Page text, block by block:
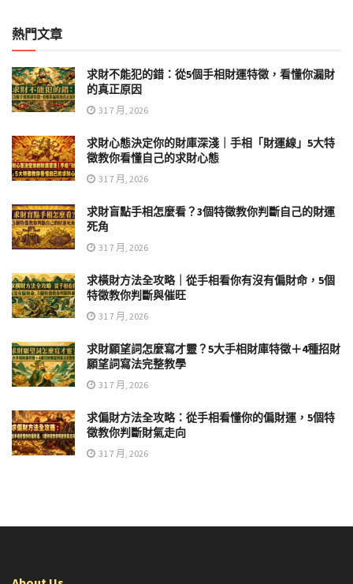
熱門文章
求財不能犯的錯：從5個手相財運特徵，看懂你漏財
的真正原因
31 7 月, 2026
求財心態決定你的財庫深淺｜手相「財運線」5大特
徵教你看懂自己的求財心態
31 7 月, 2026
求財盲點手相怎麼看？3個特徵教你判斷自己的財運
死角
31 7 月, 2026
求橫財方法全攻略｜從手相看你有沒有偏財命，5個
特徵教你判斷與催旺
31 7 月, 2026
求財願望詞怎麼寫才靈？5大手相財庫特徵＋4種招財
願望詞寫法完整教學
31 7 月, 2026
求偏財方法全攻略：從手相看懂你的偏財運，5個特
徵教你判斷財氣走向
31 7 月, 2026